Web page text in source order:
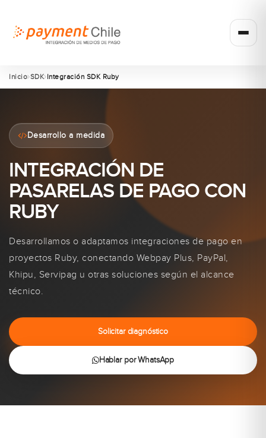
Inicio SDK Integración SDK Ruby
Desarrollo a medida
INTEGRACIÓN DE
PASARELAS DE PAGO CON
RUBY
Desarrollamos o adaptamos integraciones de pago en
proyectos Ruby, conectando Webpay Plus, PayPal,
Khipu, Servipag u otras soluciones según el alcance
técnico.
Solicitar diagnóstico
Hablar por WhatsApp